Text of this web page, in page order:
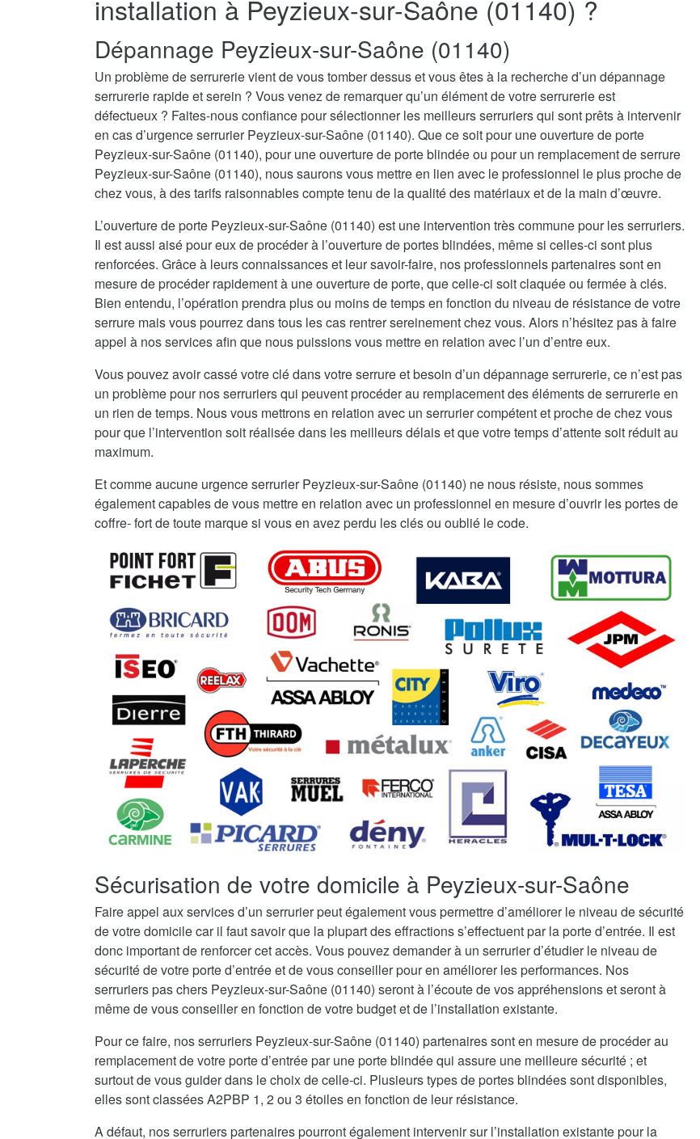
installation à Peyzieux-sur-Saône (01140) ?
Dépannage Peyzieux-sur-Saône (01140)
Un problème de serrurerie vient de vous tomber dessus et vous êtes à la recherche d’un dépannage
serrurerie rapide et serein ? Vous venez de remarquer qu’un élément de votre serrurerie est
défectueux ? Faites-nous confiance pour sélectionner les meilleurs serruriers qui sont prêts à intervenir
en cas d’urgence serrurier Peyzieux-sur-Saône (01140). Que ce soit pour une ouverture de porte
Peyzieux-sur-Saône (01140), pour une ouverture de porte blindée ou pour un remplacement de serrure
Peyzieux-sur-Saône (01140), nous saurons vous mettre en lien avec le professionnel le plus proche de
chez vous, à des tarifs raisonnables compte tenu de la qualité des matériaux et de la main d’œuvre.
L’ouverture de porte Peyzieux-sur-Saône (01140) est une intervention très commune pour les serruriers.
Il est aussi aisé pour eux de procéder à l’ouverture de portes blindées, même si celles-ci sont plus
renforcées. Grâce à leurs connaissances et leur savoir-faire, nos professionnels partenaires sont en
mesure de procéder rapidement à une ouverture de porte, que celle-ci soit claquée ou fermée à clés.
Bien entendu, l’opération prendra plus ou moins de temps en fonction du niveau de résistance de votre
serrure mais vous pourrez dans tous les cas rentrer sereinement chez vous. Alors n’hésitez pas à faire
appel à nos services afin que nous puissions vous mettre en relation avec l’un d’entre eux.
Vous pouvez avoir cassé votre clé dans votre serrure et besoin d’un dépannage serrurerie, ce n’est pas
un problème pour nos serruriers qui peuvent procéder au remplacement des éléments de serrurerie en
un rien de temps. Nous vous mettrons en relation avec un serrurier compétent et proche de chez vous
pour que l’intervention soit réalisée dans les meilleurs délais et que votre temps d’attente soit réduit au
maximum.
Et comme aucune urgence serrurier Peyzieux-sur-Saône (01140) ne nous résiste, nous sommes
également capables de vous mettre en relation avec un professionnel en mesure d’ouvrir les portes de
coffre- fort de toute marque si vous en avez perdu les clés ou oublié le code.
Sécurisation de votre domicile à Peyzieux-sur-Saône
Faire appel aux services d’un serrurier peut également vous permettre d’améliorer le niveau de sécurité
de votre domicile car il faut savoir que la plupart des effractions s’effectuent par la porte d’entrée. Il est
donc important de renforcer cet accès. Vous pouvez demander à un serrurier d’étudier le niveau de
sécurité de votre porte d’entrée et de vous conseiller pour en améliorer les performances. Nos
serruriers pas chers Peyzieux-sur-Saône (01140) seront à l’écoute de vos appréhensions et seront à
même de vous conseiller en fonction de votre budget et de l’installation existante.
Pour ce faire, nos serruriers Peyzieux-sur-Saône (01140) partenaires sont en mesure de procéder au
remplacement de votre porte d’entrée par une porte blindée qui assure une meilleure sécurité ; et
surtout de vous guider dans le choix de celle-ci. Plusieurs types de portes blindées sont disponibles,
elles sont classées A2PBP 1, 2 ou 3 étoiles en fonction de leur résistance.
A défaut, nos serruriers partenaires pourront également intervenir sur l’installation existante pour la